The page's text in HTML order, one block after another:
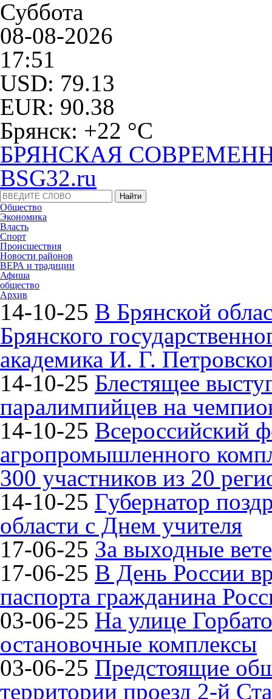
Суббота
08-08-2026
17:51
USD: 79.13
EUR: 90.38
Брянск: +22 °С
БРЯНСКАЯ
BSG32.ru
Общество
Экономика
Власть
Спорт
Происшествия
Новости районов
ВЕРА и традиции
Афиша
общество
Архив
14-10-25 В Брянской
Брянского
академика И. Г.
14-10-25 Блестящее
паралимпийцев на
14-10-25 Всероссийский
агропромышленного
300 участников из 20
14-10-25 Губернатор
области с Днем учителя
17-06-25 За выходные
17-06-25 В День России
паспорта гражданина
03-06-25 На улице
остановочные комплексы
03-06-25 Предстоящие
территории проезд 2-й